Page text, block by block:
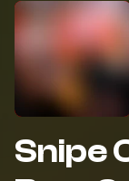
Snipe